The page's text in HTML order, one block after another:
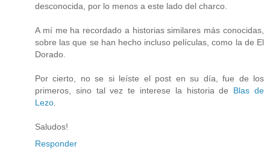
desconocida, por lo menos a este lado del charco.
A mí me ha recordado a historias similares más conocidas,
sobre las que se han hecho incluso películas, como la de El
Dorado.
Por cierto, no se si leíste el post en su día, fue de los
primeros, sino tal vez te interese la historia de Blas de
Lezo
Saludos!
Responder